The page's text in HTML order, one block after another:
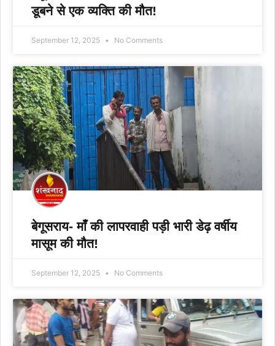
डूबने से एक व्यक्ति की मौत!
September 12, 2025 No Comments
बेगूसराय- माँ की लापरवाही पड़ी भारी डेढ़ वर्षीय
मासूम की मौत!
September 12, 2025 No Comments